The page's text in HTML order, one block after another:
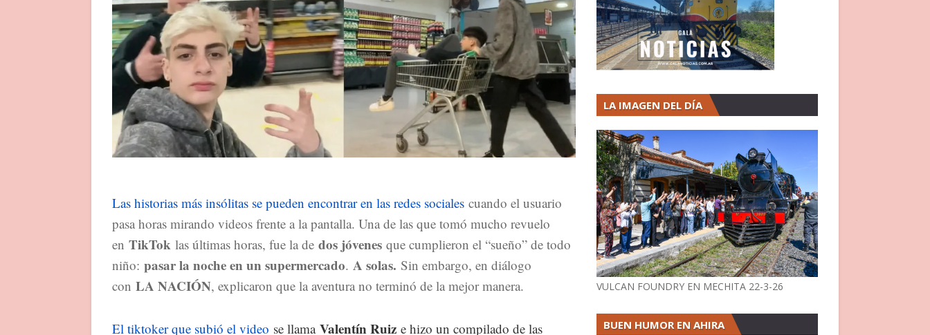
Las historias más insólitas se pueden encontrar en las redes sociales cuando el usuario
pasa horas mirando videos frente a la pantalla. Una de las que tomó mucho revuelo
en TikTok las últimas horas, fue la de dos jóvenes que cumplieron el “sueño” de todo
niño: pasar la noche en un supermercado. A solas. Sin embargo, en diálogo
con LA NACIÓN, explicaron que la aventura no terminó de la mejor manera.
El tiktoker que subió el video se llama Valentín Ruiz e hizo un compilado de las
LA IMAGEN DEL DÍA
VULCAN FOUNDRY EN MECHITA 22-3-26
BUEN HUMOR EN AHIRA